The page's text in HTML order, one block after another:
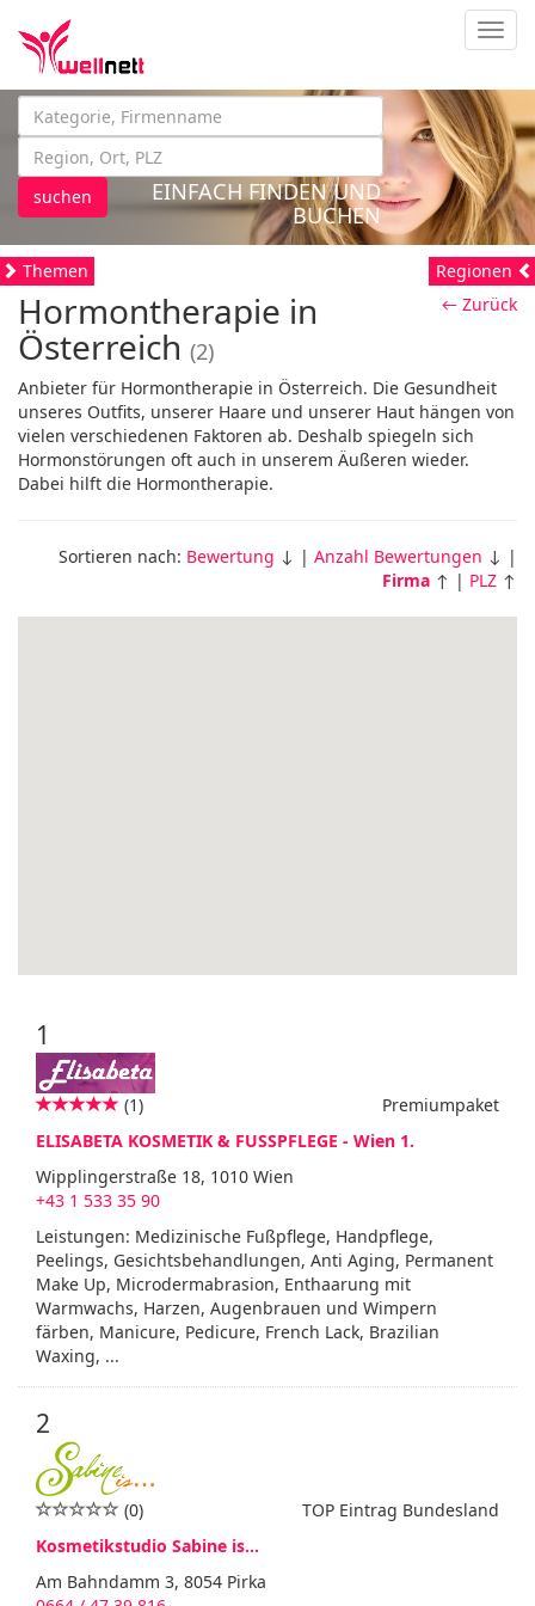
suchen
EINFACH FINDEN UND
BUCHEN
Themen
← Zurück
Hormontherapie in
Österreich (2)
Anbieter für Hormontherapie in Österreich. Die Gesundheit
unseres Outfits, unserer Haare und unserer Haut hängen von
vielen verschiedenen Faktoren ab. Deshalb spiegeln sich
Hormonstörungen oft auch in unserem Äußeren wieder.
Dabei hilft die Hormontherapie.
Sortieren nach: Bewertung ↓ | Anzahl Bewertungen ↓ |
Firma ↑ | PLZ ↑
1
Premiumpaket
(1)
ELISABETA KOSMETIK & FUSSPFLEGE - Wien 1.
Wipplingerstraße 18, 1010 Wien
+43 1 533 35 90
Leistungen: Medizinische Fußpflege, Handpflege,
Peelings, Gesichtsbehandlungen, Anti Aging, Permanent
Make Up, Microdermabrasion, Enthaarung mit
Warmwachs, Harzen, Augenbrauen und Wimpern
färben, Manicure, Pedicure, French Lack, Brazilian
Waxing, ...
2
TOP Eintrag Bundesland
(0)
Kosmetikstudio Sabine is...
Am Bahndamm 3, 8054 Pirka
Regionen